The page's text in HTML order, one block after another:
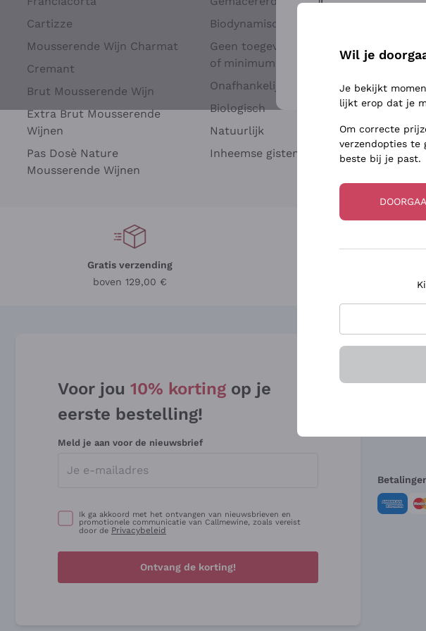
Cartizze
Mousserende Wijn Charmat
Cremant
Brut Mousserende Wijn
Extra Brut Mousserende
Wijnen
Pas Dosè Nature
Mousserende Wijnen
Biodynamisch
Geen toegevoegde sulfieten
of minimum
Onafhankelijke Wijnbouwers
Biologisch
Natuurlijk
Inheemse gisten
Ca'
Gratis verzending
boven 129,00 €
Voor jou 10% korting op je
eerste bestelling!
Meld je aan voor de nieuwsbrief
Ik ga akkoord met het ontvangen van nieuwsbrieven en
promotionele communicatie van Callmewine, zoals vereist
door de Privacybeleid
Ontvang de korting!
Over ons
Voor meer informatie, lees
Wil je
Je bekijkt
lijkt erop dat je
Om correcte
verzendopties te
beste bij je past.